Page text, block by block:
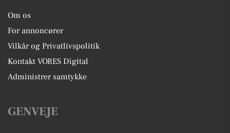
Om os
For annoncører
Vilkår og Privatlivspolitik
Kontakt VORES Digital
Administrer samtykke
GENVEJE